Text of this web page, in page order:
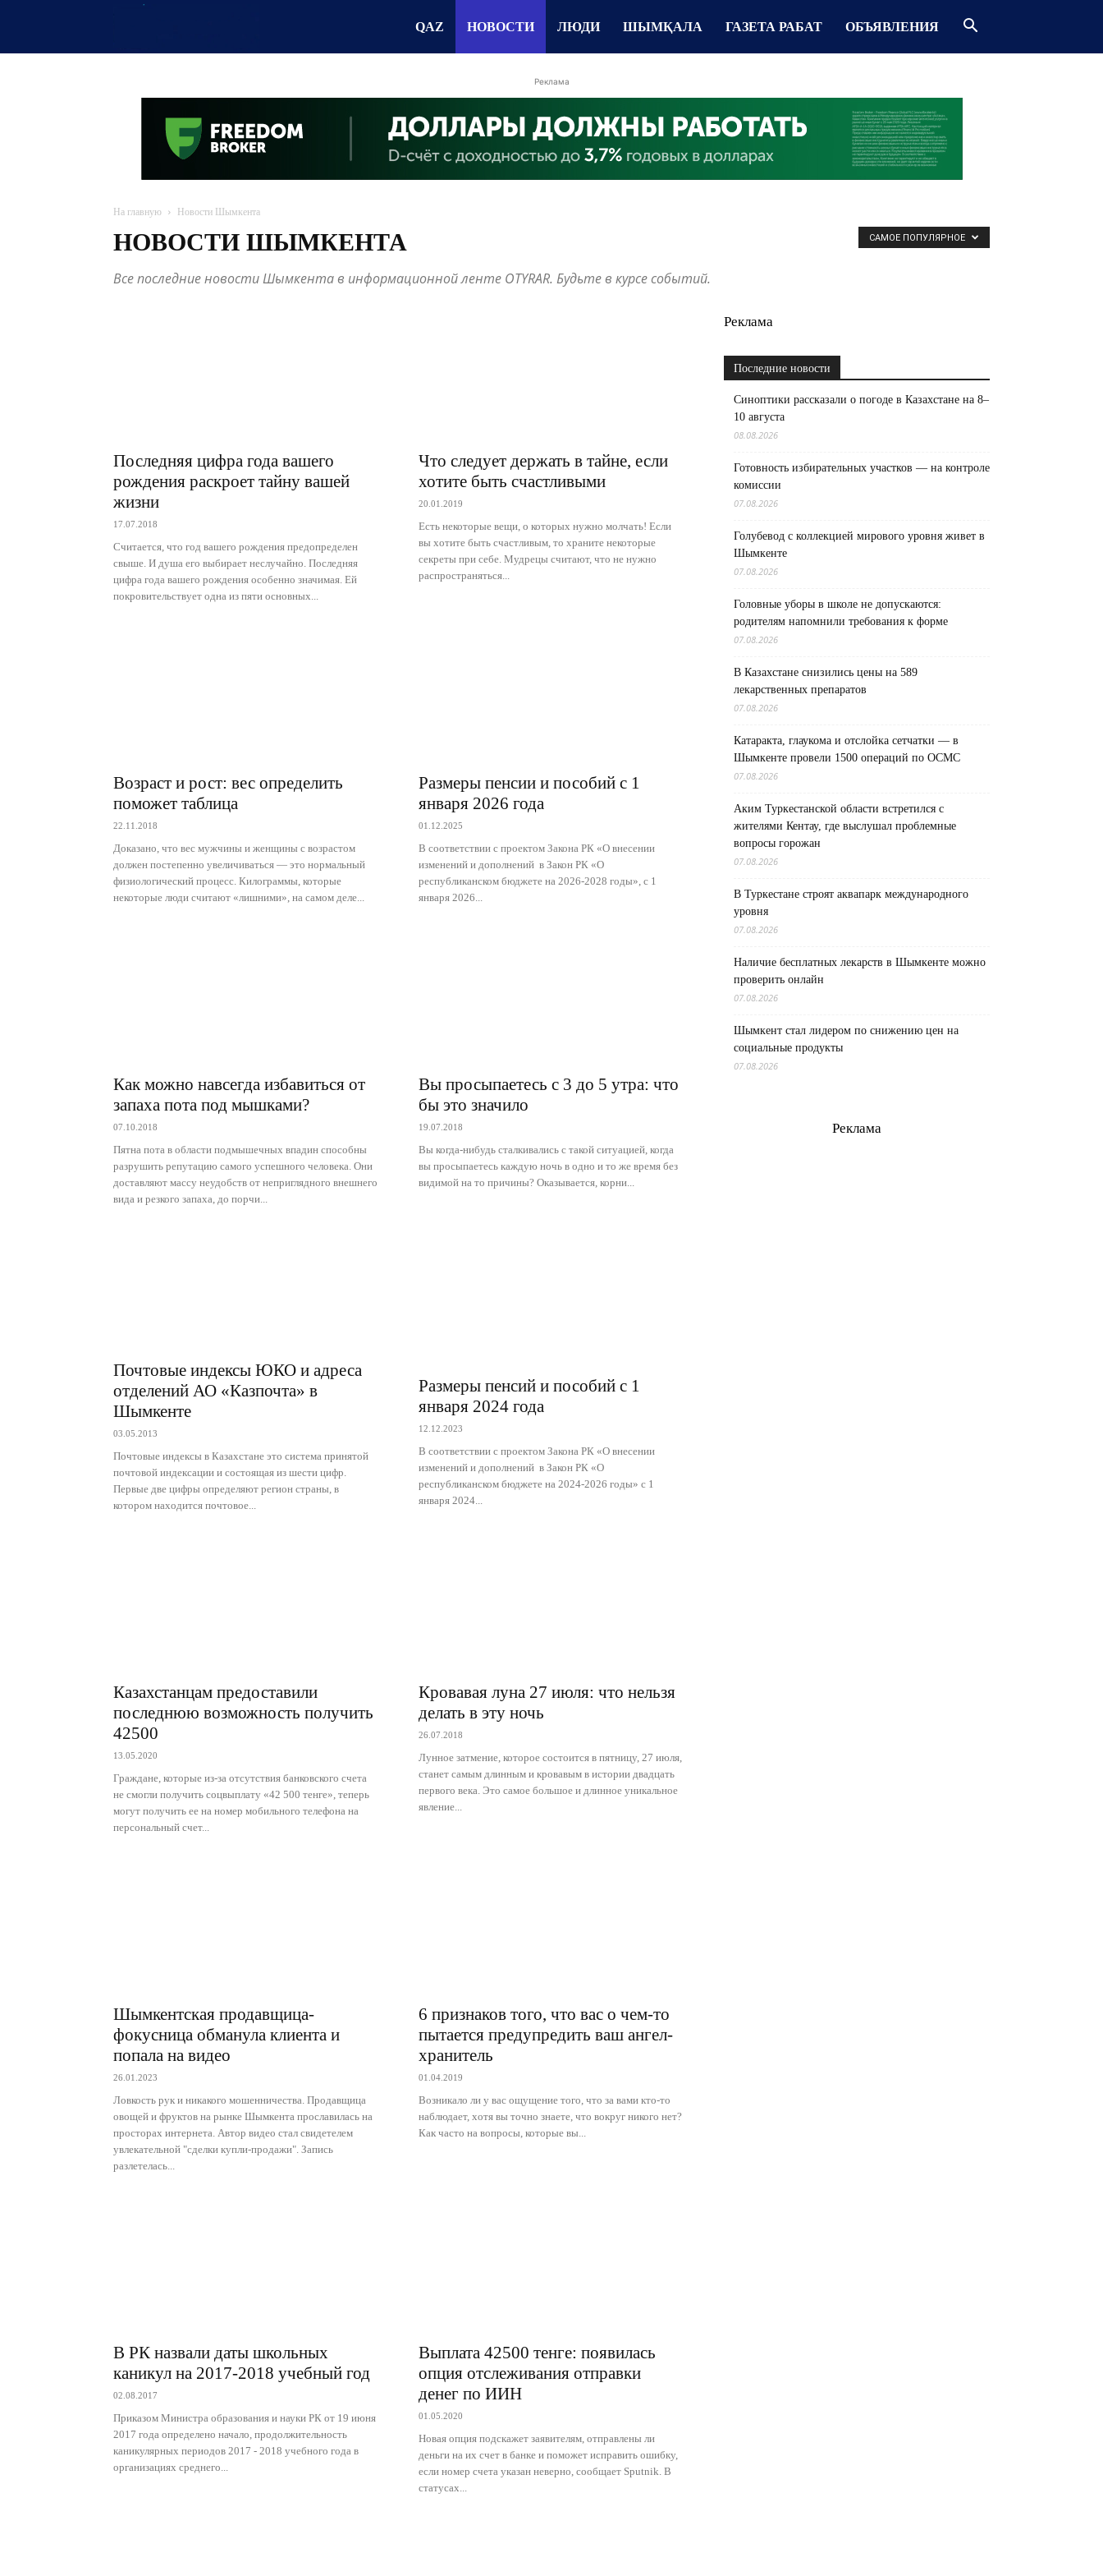
QAZ НОВОСТИ ЛЮДИ ШЫМҚАЛА ГАЗЕТА РАБАТ ОБЪЯВЛЕНИЯ
Реклама
На главную Новости Шымкента
НОВОСТИ ШЫМКЕНТА
Все последние новости Шымкента в информационной ленте OTYRAR. Будьте в курсе событий.
САМОЕ ПОПУЛЯРНОЕ
Последняя цифра года вашего
рождения раскроет тайну вашей
жизни
17.07.2018
Считается, что год вашего рождения предопределен
свыше. И душа его выбирает неслучайно. Последняя
цифра года вашего рождения особенно значимая. Ей
покровительствует одна из пяти основных...
Что следует держать в тайне, если
хотите быть счастливыми
20.01.2019
Есть некоторые вещи, о которых нужно молчать! Если
вы хотите быть счастливым, то храните некоторые
секреты при себе. Мудрецы считают, что не нужно
распространяться...
Возраст и рост: вес определить
поможет таблица
22.11.2018
Доказано, что вес мужчины и женщины с возрастом
должен постепенно увеличиваться — это нормальный
физиологический процесс. Килограммы, которые
некоторые люди считают «лишними», на самом деле...
Размеры пенсии и пособий с 1
января 2026 года
01.12.2025
В соответствии с проектом Закона РК «О внесении
изменений и дополнений в Закон РК «О
республиканском бюджете на 2026-2028 годы», с 1
января 2026...
Как можно навсегда избавиться от
запаха пота под мышками?
07.10.2018
Пятна пота в области подмышечных впадин способны
разрушить репутацию самого успешного человека. Они
доставляют массу неудобств от неприглядного внешнего
вида и резкого запаха, до порчи...
Вы просыпаетесь с 3 до 5 утра: что
бы это значило
19.07.2018
Вы когда-нибудь сталкивались с такой ситуацией, когда
вы просыпаетесь каждую ночь в одно и то же время без
видимой на то причины? Оказывается, корни...
Почтовые индексы ЮКО и адреса
отделений АО «Казпочта» в
Шымкенте
03.05.2013
Почтовые индексы в Казахстане это система принятой
почтовой индексации и состоящая из шести цифр.
Первые две цифры определяют регион страны, в
котором находится почтовое...
Размеры пенсий и пособий с 1
января 2024 года
12.12.2023
В соответствии с проектом Закона РК «О внесении
изменений и дополнений в Закон РК «О
республиканском бюджете на 2024-2026 годы» с 1
января 2024...
Казахстанцам предоставили
последнюю возможность получить
42500
13.05.2020
Граждане, которые из-за отсутствия банковского счета
не смогли получить соцвыплату «42 500 тенге», теперь
могут получить ее на номер мобильного телефона на
персональный счет...
Кровавая луна 27 июля: что нельзя
делать в эту ночь
26.07.2018
Лунное затмение, которое состоится в пятницу, 27 июля,
станет самым длинным и кровавым в истории двадцать
первого века. Это самое большое и длинное уникальное
явление...
Шымкентская продавщица-
фокусница обманула клиента и
попала на видео
26.01.2023
Ловкость рук и никакого мошенничества. Продавщица
овощей и фруктов на рынке Шымкента прославилась на
просторах интернета. Автор видео стал свидетелем
увлекательной "сделки купли-продажи". Запись
разлетелась...
6 признаков того, что вас о чем-то
пытается предупредить ваш ангел-
хранитель
01.04.2019
Возникало ли у вас ощущение того, что за вами кто-то
наблюдает, хотя вы точно знаете, что вокруг никого нет?
Как часто на вопросы, которые вы...
В РК назвали даты школьных
каникул на 2017-2018 учебный год
02.08.2017
Приказом Министра образования и науки РК от 19 июня
2017 года определено начало, продолжительность
каникулярных периодов 2017 - 2018 учебного года в
организациях среднего...
Выплата 42500 тенге: появилась
опция отслеживания отправки
денег по ИИН
01.05.2020
Новая опция подскажет заявителям, отправлены ли
деньги на их счет в банке и поможет исправить ошибку,
если номер счета указан неверно, сообщает Sputnik. В
статусах...
Реклама
Последние новости
Синоптики рассказали о погоде в Казахстане на 8–
10 августа
08.08.2026
Готовность избирательных участков — на контроле
комиссии
07.08.2026
Голубевод с коллекцией мирового уровня живет в
Шымкенте
07.08.2026
Головные уборы в школе не допускаются:
родителям напомнили требования к форме
07.08.2026
В Казахстане снизились цены на 589
лекарственных препаратов
07.08.2026
Катаракта, глаукома и отслойка сетчатки — в
Шымкенте провели 1500 операций по ОСМС
07.08.2026
Аким Туркестанской области встретился с
жителями Кентау, где выслушал проблемные
вопросы горожан
07.08.2026
В Туркестане строят аквапарк международного
уровня
07.08.2026
Наличие бесплатных лекарств в Шымкенте можно
проверить онлайн
07.08.2026
Шымкент стал лидером по снижению цен на
социальные продукты
07.08.2026
Реклама